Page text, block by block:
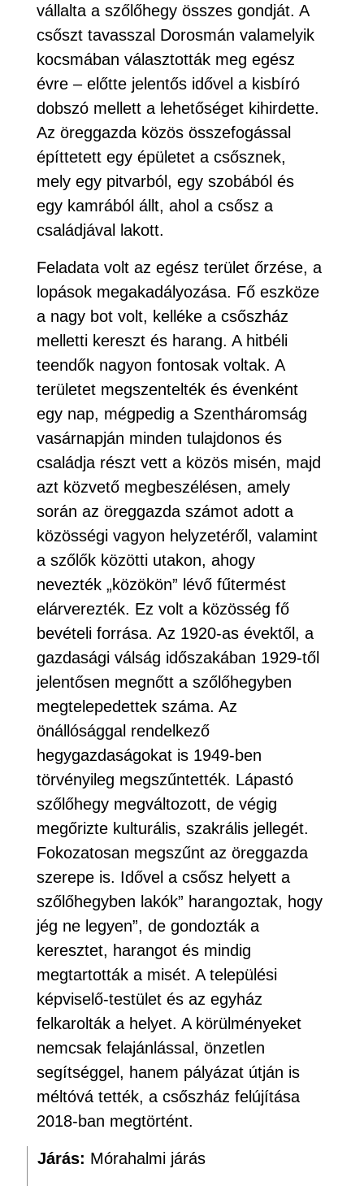
vállalta a szőlőhegy összes gondját. A
csőszt tavasszal Dorosmán valamelyik
kocsmában választották meg egész
évre – előtte jelentős idővel a kisbíró
dobszó mellett a lehetőséget kihirdette.
Az öreggazda közös összefogással
építtetett egy épületet a csősznek,
mely egy pitvarból, egy szobából és
egy kamrából állt, ahol a csősz a
családjával lakott.
Feladata volt az egész terület őrzése, a
lopások megakadályozása. Fő eszköze
a nagy bot volt, kelléke a csőszház
melletti kereszt és harang. A hitbéli
teendők nagyon fontosak voltak. A
területet megszentelték és évenként
egy nap, mégpedig a Szentháromság
vasárnapján minden tulajdonos és
családja részt vett a közös misén, majd
azt közvető megbeszélésen, amely
során az öreggazda számot adott a
közösségi vagyon helyzetéről, valamint
a szőlők közötti utakon, ahogy
nevezték „közökön” lévő fűtermést
elárverezték. Ez volt a közösség fő
bevételi forrása. Az 1920-as évektől, a
gazdasági válság időszakában 1929-től
jelentősen megnőtt a szőlőhegyben
megtelepedettek száma. Az
önállósággal rendelkező
hegygazdaságokat is 1949-ben
törvényileg megszűntették. Lápastó
szőlőhegy megváltozott, de végig
megőrizte kulturális, szakrális jellegét.
Fokozatosan megszűnt az öreggazda
szerepe is. Idővel a csősz helyett a
szőlőhegyben lakók” harangoztak, hogy
jég ne legyen”, de gondozták a
keresztet, harangot és mindig
megtartották a misét. A települési
képviselő-testület és az egyház
felkarolták a helyet. A körülményeket
nemcsak felajánlással, önzetlen
segítséggel, hanem pályázat útján is
méltóvá tették, a csőszház felújítása
2018-ban megtörtént.
Járás: Mórahalmi járás